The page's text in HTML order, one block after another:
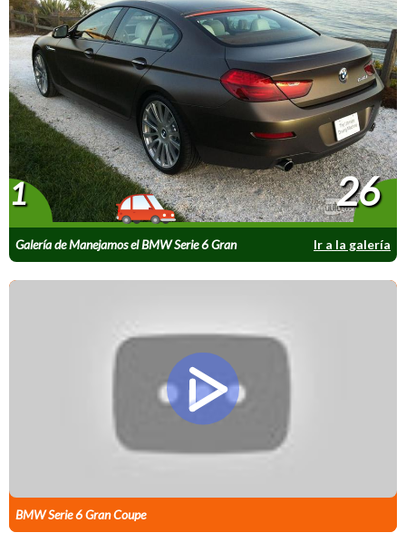
Galería de Manejamos el BMW Serie 6 Gran
Coupé.
Ir a la galería
1 26
BMW Serie 6 Gran Coupe